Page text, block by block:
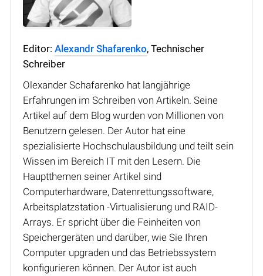
Editor: Alexandr Shafarenko, Technischer
Schreiber
Olexander Schafarenko hat langjährige
Erfahrungen im Schreiben von Artikeln. Seine
Artikel auf dem Blog wurden von Millionen von
Benutzern gelesen. Der Autor hat eine
spezialisierte Hochschulausbildung und teilt sein
Wissen im Bereich IT mit den Lesern. Die
Hauptthemen seiner Artikel sind
Computerhardware, Datenrettungssoftware,
Arbeitsplatzstation -Virtualisierung und RAID-
Arrays. Er spricht über die Feinheiten von
Speichergeräten und darüber, wie Sie Ihren
Computer upgraden und das Betriebssystem
konfigurieren können. Der Autor ist auch